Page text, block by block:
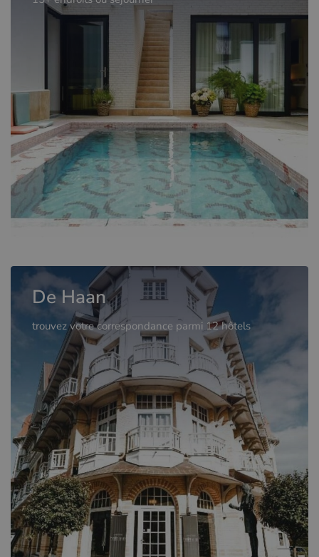
De Haan
trouvez votre correspondance parmi 12 hôtels